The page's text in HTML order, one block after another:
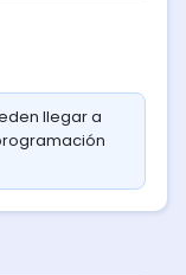
llegar a